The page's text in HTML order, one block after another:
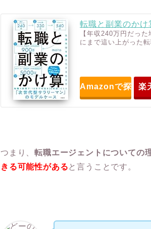
転職と副業のか
【年収240万円だっ
にまで這い上がった
Amazonで探す楽
つまり、転職エージェントについての
きる可能性がある と言うことです。